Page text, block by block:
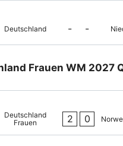
Deutschland - -
Frauen WM 2027
Deutschland
Frauen
2 0